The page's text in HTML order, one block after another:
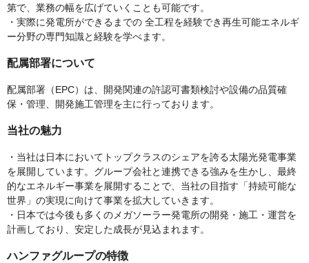
第で、業務の幅を広げていくことも可能です。
・実際に発電所ができるまでの 全工程を経験でき再生可能エネルギ
ー分野の専門知識と経験を学べます。
配属部署について
配属部署（EPC）は、開発関連の許認可書類検討や設備の品質確
保・管理、開発施工管理を主に行っております。
当社の魅力
・当社は日本においてトップクラスのシェアを誇る太陽光発電事業
を展開しています。グループ会社と連携できる強みを生かし、最終
的なエネルギー事業を展開することで、当社の目指す「持続可能な
世界」の実現に向けて事業を拡大していきます。
・日本では今後も多くのメガソーラー発電所の開発・施工・運営を
計画しており、安定した成長が見込まれます。
ハンファグループの特徴